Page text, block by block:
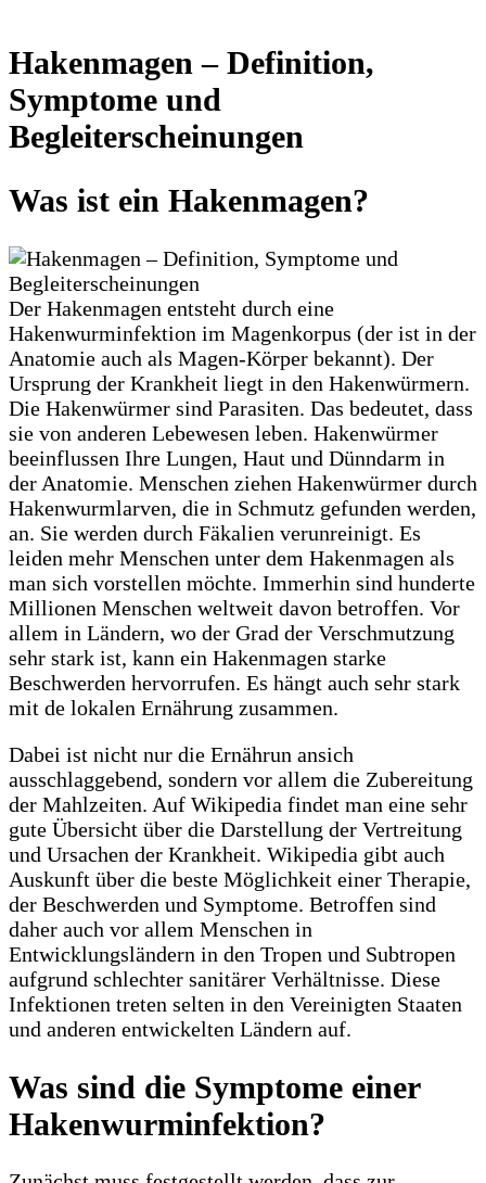
Hakenmagen – Definition,
Symptome und
Begleiterscheinungen
Was ist ein Hakenmagen?
Der Hakenmagen entsteht durch eine
Hakenwurminfektion im Magenkorpus (der ist in der
Anatomie auch als Magen-Körper bekannt). Der
Ursprung der Krankheit liegt in den Hakenwürmern.
Die Hakenwürmer sind Parasiten. Das bedeutet, dass
sie von anderen Lebewesen leben. Hakenwürmer
beeinflussen Ihre Lungen, Haut und Dünndarm in
der Anatomie. Menschen ziehen Hakenwürmer durch
Hakenwurmlarven, die in Schmutz gefunden werden,
an. Sie werden durch Fäkalien verunreinigt. Es
leiden mehr Menschen unter dem Hakenmagen als
man sich vorstellen möchte. Immerhin sind hunderte
Millionen Menschen weltweit davon betroffen. Vor
allem in Ländern, wo der Grad der Verschmutzung
sehr stark ist, kann ein Hakenmagen starke
Beschwerden hervorrufen. Es hängt auch sehr stark
mit de lokalen Ernährung zusammen.
Dabei ist nicht nur die Ernährun ansich
ausschlaggebend, sondern vor allem die Zubereitung
der Mahlzeiten. Auf Wikipedia findet man eine sehr
gute Übersicht über die Darstellung der Vertreitung
und Ursachen der Krankheit. Wikipedia gibt auch
Auskunft über die beste Möglichkeit einer Therapie,
der Beschwerden und Symptome. Betroffen sind
daher auch vor allem Menschen in
Entwicklungsländern in den Tropen und Subtropen
aufgrund schlechter sanitärer Verhältnisse. Diese
Infektionen treten selten in den Vereinigten Staaten
und anderen entwickelten Ländern auf.
Was sind die Symptome einer
Hakenwurminfektion?